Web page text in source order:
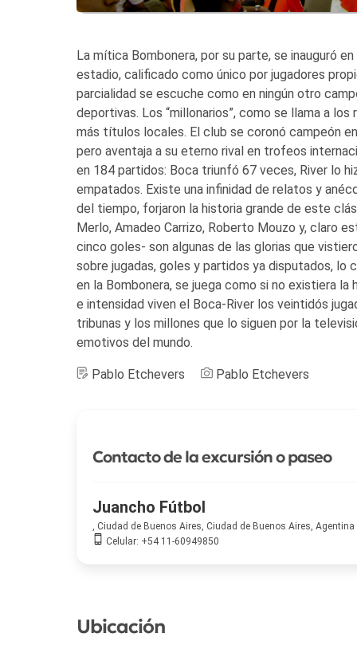
La mítica Bombonera, por su parte, se inauguró
estadio, calificado como único por jugadores
parcialidad se escuche como en ningún otro
deportivas. Los “millonarios”, como se llama a
más títulos locales. El club se coronó campeón
pero aventaja a su eterno rival en trofeos
en 184 partidos: Boca triunfó 67 veces, River lo
empatados. Existe una infinidad de relatos y
del tiempo, forjaron la historia grande de este
Merlo, Amadeo Carrizo, Roberto Mouzo y, claro
cinco goles- son algunas de las glorias que
sobre jugadas, goles y partidos ya disputados, lo
en la Bombonera, se juega como si no existiera
e intensidad viven el Boca-River los veintidós
tribunas y los millones que lo siguen por la
emotivos del mundo.
Pablo Etchevers Pablo Etchevers
Contacto de la excursión o paseo
Juancho Fútbol
, Ciudad de Buenos Aires, Ciudad de Buenos Aires, Agentina
Celular: +54 11-60949850
Ubicación